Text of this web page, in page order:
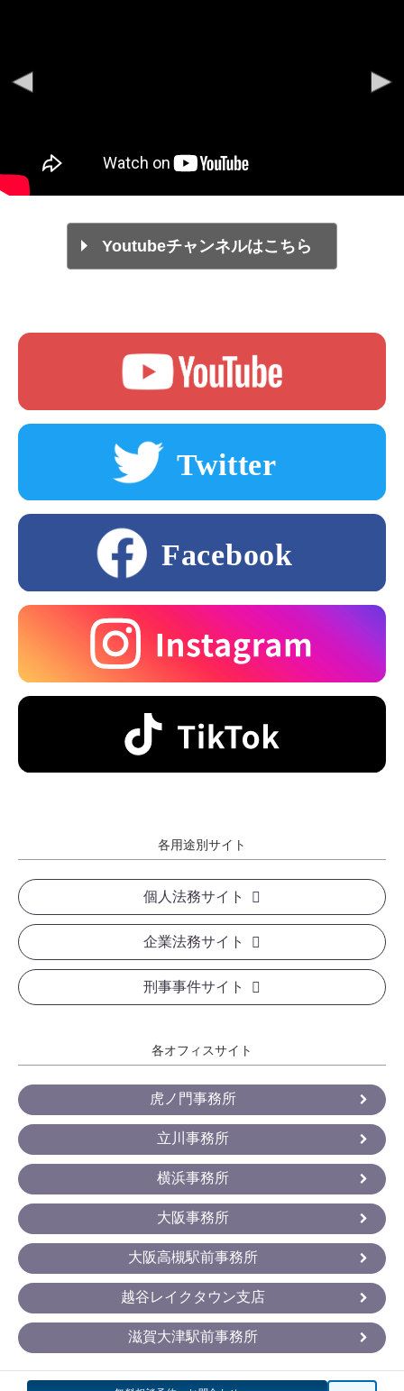
Youtubeチャンネルはこちら
各用途別サイト
個人法務サイト
企業法務サイト
刑事事件サイト
各オフィスサイト
虎ノ門事務所
立川事務所
横浜事務所
大阪事務所
大阪高槻駅前事務所
越谷レイクタウン支店
滋賀大津駅前事務所